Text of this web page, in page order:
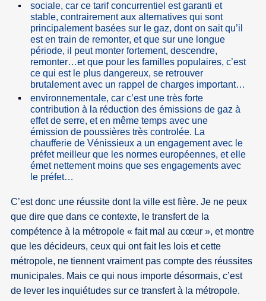
sociale, car ce tarif concurrentiel est garanti et
stable, contrairement aux alternatives qui sont
principalement basées sur le gaz, dont on sait qu’il
est en train de remonter, et que sur une longue
période, il peut monter fortement, descendre,
remonter…et que pour les familles populaires, c’est
ce qui est le plus dangereux, se retrouver
brutalement avec un rappel de charges important…
environnementale, car c’est une très forte
contribution à la réduction des émissions de gaz à
effet de serre, et en même temps avec une
émission de poussières très controlée. La
chaufferie de Vénissieux a un engagement avec le
préfet meilleur que les normes européennes, et elle
émet nettement moins que ses engagements avec
le préfet…
C’est donc une réussite dont la ville est fière. Je ne peux
que dire que dans ce contexte, le transfert de la
compétence à la métropole « fait mal au cœur », et montre
que les décideurs, ceux qui ont fait les lois et cette
métropole, ne tiennent vraiment pas compte des réussites
municipales. Mais ce qui nous importe désormais, c’est
de lever les inquiétudes sur ce transfert à la métropole.